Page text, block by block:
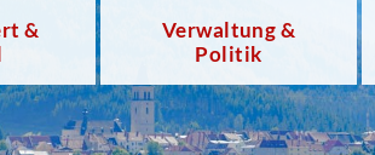
&
Verwaltung &
Politik